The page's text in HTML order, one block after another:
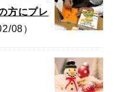
方にプレ
08）